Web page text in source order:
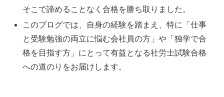
そこで諦めることなく合格を勝ち取りました。
このブログでは、自身の経験を踏まえ、特に「仕事
と受験勉強の両立に悩む会社員の方」や「独学で合
格を目指す方」にとって有益となる社労士試験合格
への道のりをお届けします。